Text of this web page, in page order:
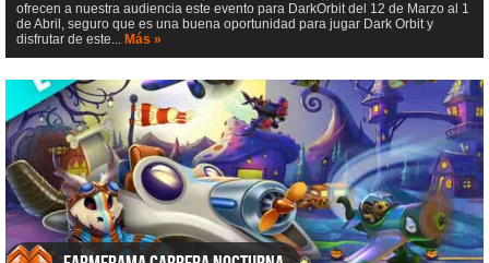
ofrecen a nuestra audiencia este evento para DarkOrbit del 12 de Marzo al 1
de Abril, seguro que es una buena oportunidad para jugar Dark Orbit y
disfrutar de este... Más »